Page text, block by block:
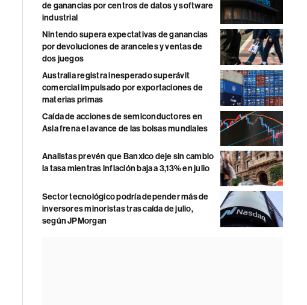
de ganancias por centros de datos y software
industrial
Nintendo supera expectativas de ganancias
por devoluciones de aranceles y ventas de
dos juegos
Australia registra inesperado superávit
comercial impulsado por exportaciones de
materias primas
Caída de acciones de semiconductores en
Asia frena el avance de las bolsas mundiales
Analistas prevén que Banxico deje sin cambio
la tasa mientras inflación baja a 3,13% en julio
Sector tecnológico podría depender más de
inversores minoristas tras caída de julio,
según JPMorgan